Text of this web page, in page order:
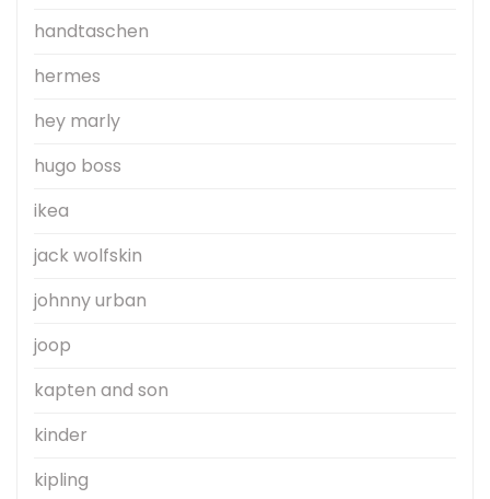
handtaschen
hermes
hey marly
hugo boss
ikea
jack wolfskin
johnny urban
joop
kapten and son
kinder
kipling